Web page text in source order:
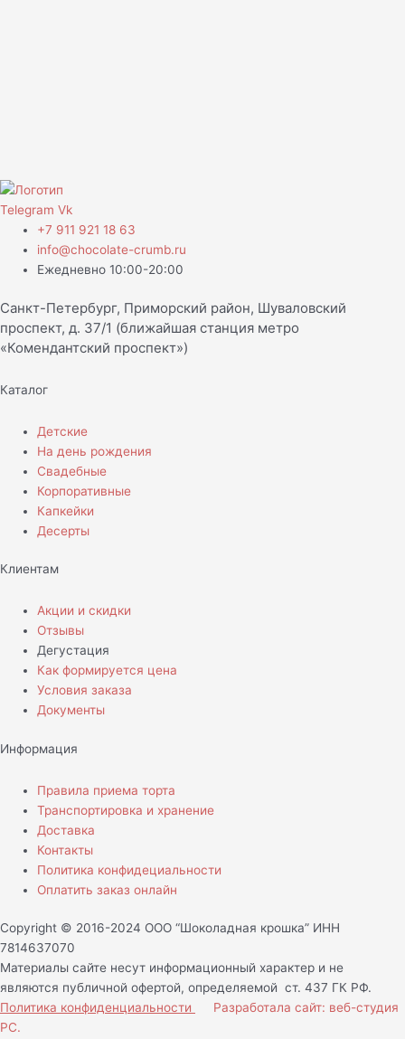
Telegram Vk
+7 911 921 18 63
info@chocolate-crumb.ru
Ежедневно 10:00-20:00
Санкт-Петербург, Приморский район, Шуваловский
проспект, д. 37/1 (ближайшая станция метро
«Комендантский проспект»)
Каталог
Детские
На день рождения
Свадебные
Корпоративные
Капкейки
Десерты
Клиентам
Акции и скидки
Отзывы
Дегустация
Как формируется цена
Условия заказа
Документы
Информация
Правила приема торта
Транспортировка и хранение
Доставка
Контакты
Политика конфидециальности
Оплатить заказ онлайн
Copyright © 2016-2024 ООО “Шоколадная крошка” ИНН
7814637070
Материалы сайте несут информационный характер и не
являются публичной офертой, определяемой ст. 437 ГК РФ.
Политика конфиденциальности
Разработала сайт: веб-студия
РС.